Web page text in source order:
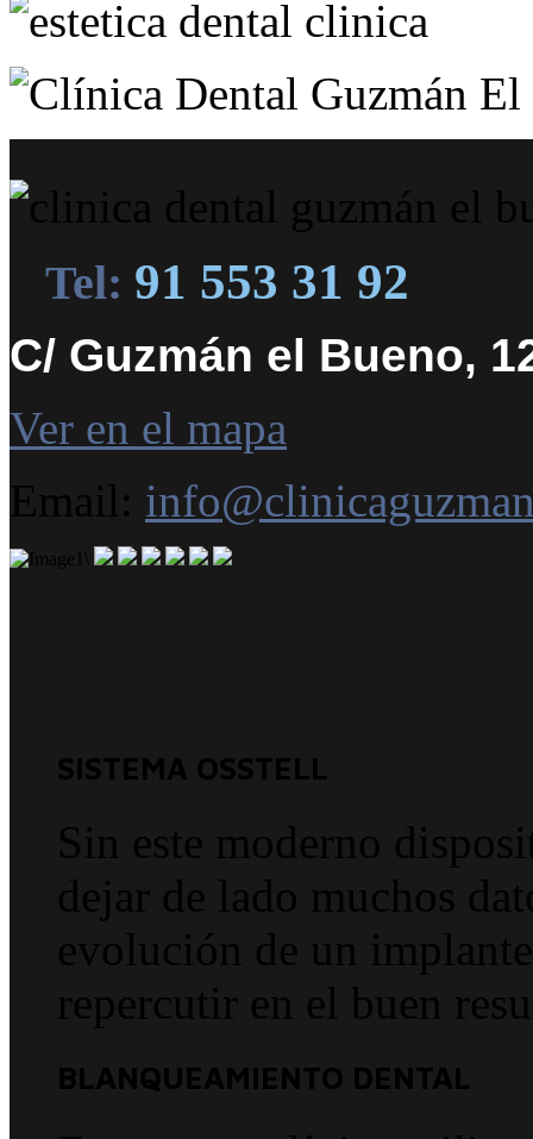
Tel: 91 553 31 92
C/ Guzmán el Bueno,
Ver en el mapa
Email:
SISTEMA OSSTELL
Sin este moderno
dejar de lado muchos
evolución de un
repercutir en el buen
BLANQUEAMIENTO DENTAL